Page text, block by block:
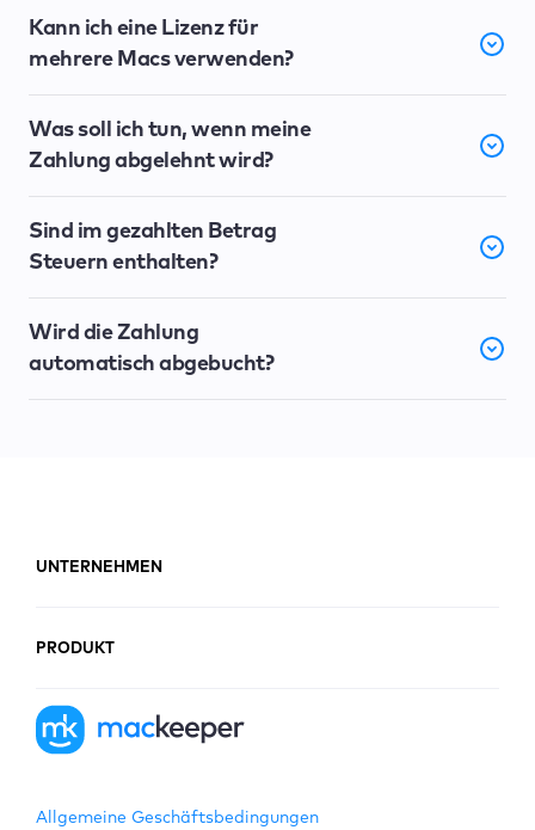
Kann ich eine Lizenz für
mehrere Macs verwenden?
Was soll ich tun, wenn meine
Zahlung abgelehnt wird?
Sind im gezahlten Betrag
Steuern enthalten?
Wird die Zahlung
automatisch abgebucht?
UNTERNEHMEN
PRODUKT
Allgemeine Geschäftsbedingungen